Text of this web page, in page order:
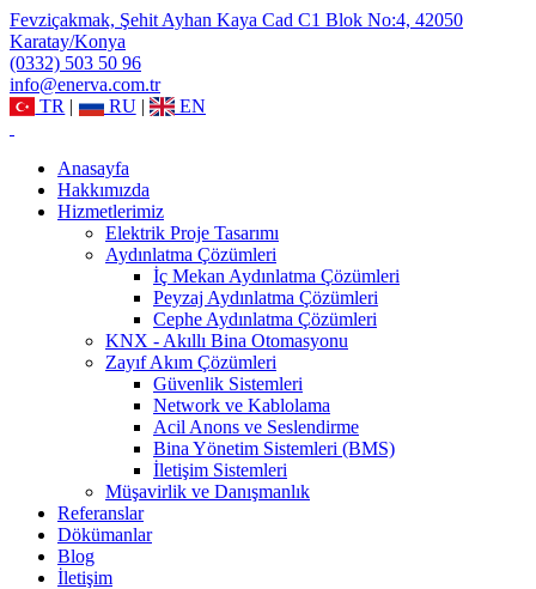
Fevziçakmak, Şehit Ayhan Kaya Cad C1 Blok No:4, 42050
Karatay/Konya
(0332) 503 50 96
info@enerva.com.tr
TR | RU | EN
Anasayfa
Hakkımızda
Hizmetlerimiz
Elektrik Proje Tasarımı
Aydınlatma Çözümleri
İç Mekan Aydınlatma Çözümleri
Peyzaj Aydınlatma Çözümleri
Cephe Aydınlatma Çözümleri
KNX - Akıllı Bina Otomasyonu
Zayıf Akım Çözümleri
Güvenlik Sistemleri
Network ve Kablolama
Acil Anons ve Seslendirme
Bina Yönetim Sistemleri (BMS)
İletişim Sistemleri
Müşavirlik ve Danışmanlık
Referanslar
Dökümanlar
Blog
İletişim